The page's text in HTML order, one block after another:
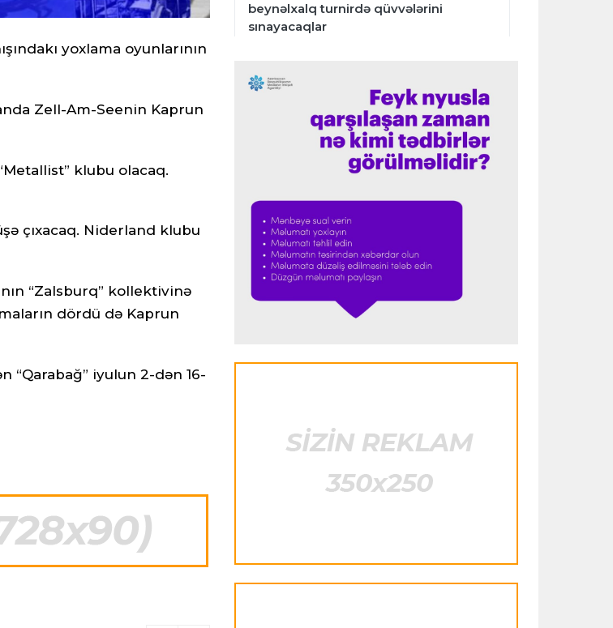
yoxlama oyunlarının
Zell-Am-Seenin Kaprun
klubu olacaq.
çıxacaq. Niderland klubu
“Zalsburq” kollektivinə
dördü də Kaprun
“Qarabağ” iyulun 2-dən 16-
beynəlxalq turnirdə qüvvələrini
sınayacaqlar
Offside
"Səbail" yeni İdarə Heyətini və mövsüm
planlarını təqdim etdi
14:03 07.08.2026
Azərbaycan millisi Avropa
çempionatında ilk qələbəsini qazandı
Transfer 13:32 07.08.2026
davam etdirəcək
Offside 13:26 07.08.2026
Dünya çempionatı 13:23 07.08.2026
Qazaxıstan millisinin yeni baş məşqçisi